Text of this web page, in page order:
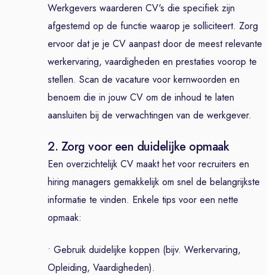
Werkgevers waarderen CV's die specifiek zijn
afgestemd op de functie waarop je solliciteert. Zorg
ervoor dat je je CV aanpast door de meest relevante
werkervaring, vaardigheden en prestaties voorop te
stellen. Scan de vacature voor kernwoorden en
benoem die in jouw CV om de inhoud te laten
aansluiten bij de verwachtingen van de werkgever.
2. Zorg voor een duidelijke opmaak
Een overzichtelijk CV maakt het voor recruiters en
hiring managers gemakkelijk om snel de belangrijkste
informatie te vinden. Enkele tips voor een nette
opmaak:
• Gebruik duidelijke koppen (bijv. Werkervaring,
Opleiding, Vaardigheden).